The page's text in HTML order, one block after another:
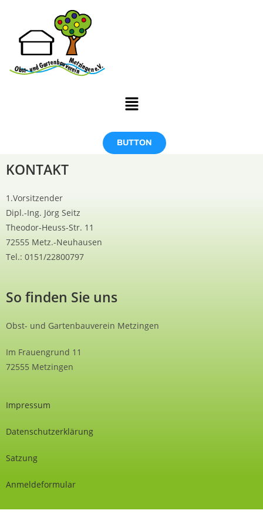
BUTTON
KONTAKT
1.Vorsitzender
Dipl.-Ing. Jörg Seitz
Theodor-Heuss-Str. 11
72555 Metz.-Neuhausen
Tel.: 0151/22800797
So finden Sie uns
Obst- und Gartenbauverein Metzingen
Im Frauengrund 11
72555 Metzingen
Impressum
Datenschutzerklärung
Satzung
Anmeldeformular